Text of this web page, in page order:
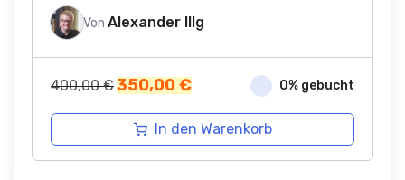
Von Alexander Illg
400,00€Ursprünglicher
war:
400,00 €
350,00€Aktueller
ist:
350,00 €.
0% gebucht
In den Warenkorb